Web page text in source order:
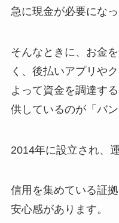
急に現金が必要になっ
そんなときに、お金
く、後払いアプリや
よって資金を調達す
供しているのが「バ
2014年に設立され、
信用を集めている証
安心感があります。